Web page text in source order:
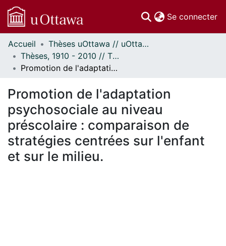
Se connecter
Communautés
et collections
Parcourir
À propos
Accueil
Thèses uOttawa // uOttawa Theses
Thèses, 1910 - 2010 // Theses, 1910 - 2010
Promotion de l'adaptation psychosociale au niveau préscolaire : comparaison de stratégies centrées sur l'enfant et sur le milieu.
Promotion de l'adaptation
psychosociale au niveau
préscolaire : comparaison de
stratégies centrées sur l'enfant
et sur le milieu.